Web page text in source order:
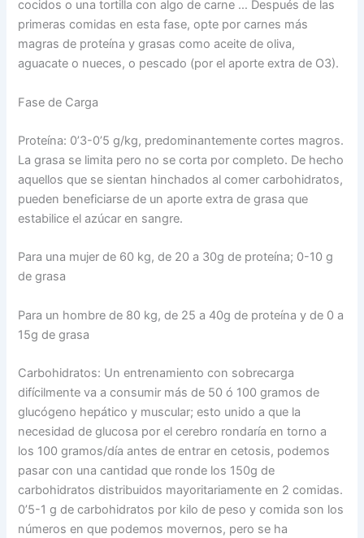
cocidos o una tortilla con algo de carne … Después de las
primeras comidas en esta fase, opte por carnes más
magras de proteína y grasas como aceite de oliva,
aguacate o nueces, o pescado (por el aporte extra de O3).
Fase de Carga
Proteína: 0’3-0’5 g/kg, predominantemente cortes magros.
La grasa se limita pero no se corta por completo. De hecho
aquellos que se sientan hinchados al comer carbohidratos,
pueden beneficiarse de un aporte extra de grasa que
estabilice el azúcar en sangre.
Para una mujer de 60 kg, de 20 a 30g de proteína; 0-10 g
de grasa
Para un hombre de 80 kg, de 25 a 40g de proteína y de 0 a
15g de grasa
Carbohidratos: Un entrenamiento con sobrecarga
difícilmente va a consumir más de 50 ó 100 gramos de
glucógeno hepático y muscular; esto unido a que la
necesidad de glucosa por el cerebro rondaría en torno a
los 100 gramos/día antes de entrar en cetosis, podemos
pasar con una cantidad que ronde los 150g de
carbohidratos distribuidos mayoritariamente en 2 comidas.
0’5-1 g de carbohidratos por kilo de peso y comida son los
números en que podemos movernos, pero se ha